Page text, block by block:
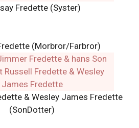
Fredette (Syster)
(Morbror/Farbror)
& Wesley James Fredette
(SonDotter)